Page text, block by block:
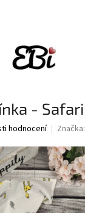
- Safari
hodnocení Značka: